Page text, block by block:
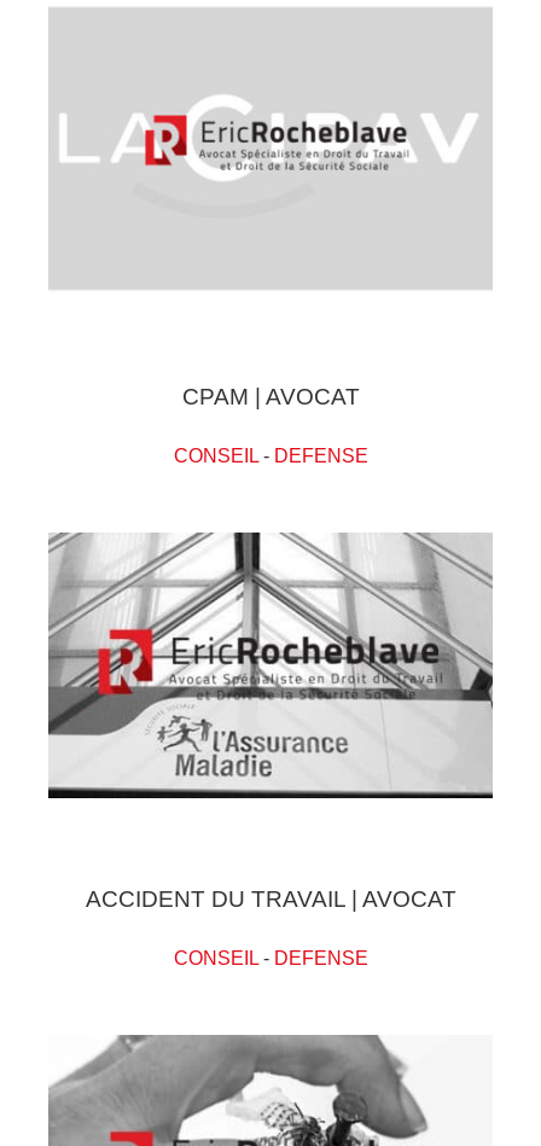
CPAM | AVOCAT
CONSEIL- DEFENSE
ACCIDENT DU TRAVAIL | AVOCAT
CONSEIL- DEFENSE